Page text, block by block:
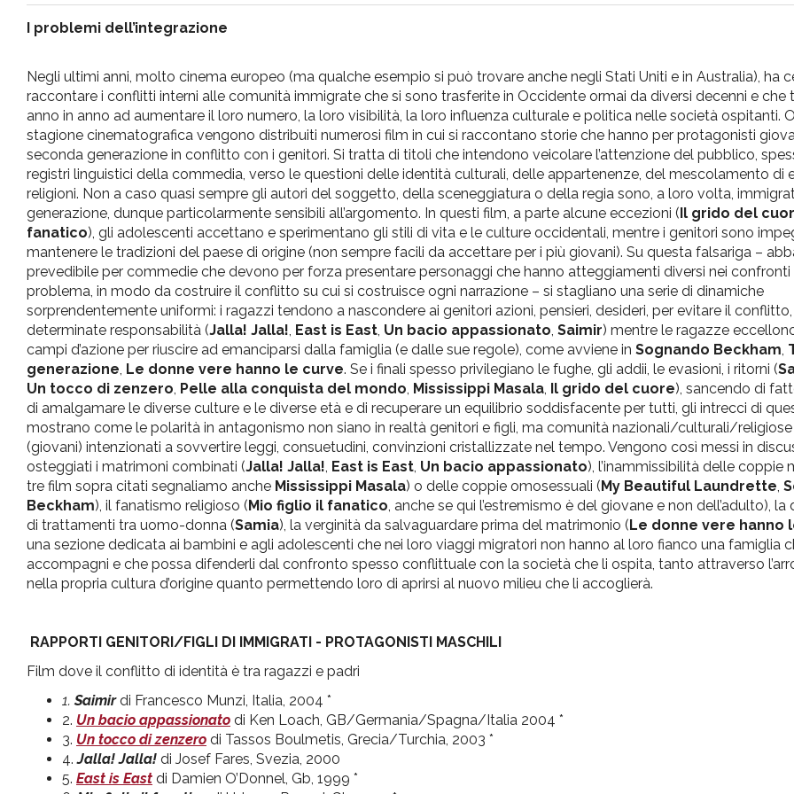
pr
l'infanzia
e
l'adolescenza
I problemi dell’integrazione
Negli ultimi anni, molto cinema europeo (ma qualche esempio si può trovare anche negli Stati Uniti e in Australia), ha
raccontare i conflitti interni alle comunità immigrate che si sono trasferite in Occidente ormai da diversi decenni e che
anno in anno ad aumentare il loro numero, la loro visibilità, la loro influenza culturale e politica nelle società ospitanti.
stagione cinematografica vengono distribuiti numerosi film in cui si raccontano storie che hanno per protagonisti
seconda generazione in conflitto con i genitori. Si tratta di titoli che intendono veicolare l’attenzione del pubblico,
registri linguistici della commedia, verso le questioni delle identità culturali, delle appartenenze, del mescolamento di
religioni. Non a caso quasi sempre gli autori del soggetto, della sceneggiatura o della regia sono, a loro volta,
generazione, dunque particolarmente sensibili all’argomento. In questi film, a parte alcune eccezioni (Il grido del
fanatico), gli adolescenti accettano e sperimentano gli stili di vita e le culture occidentali, mentre i genitori sono
mantenere le tradizioni del paese di origine (non sempre facili da accettare per i più giovani). Su questa falsariga –
prevedibile per commedie che devono per forza presentare personaggi che hanno atteggiamenti diversi nei
problema, in modo da costruire il conflitto su cui si costruisce ogni narrazione – si stagliano una serie di dinamiche
sorprendentemente uniformi: i ragazzi tendono a nascondere ai genitori azioni, pensieri, desideri, per evitare il
determinate responsabilità (Jalla! Jalla! East is East Un bacio appassionato Saimir) mentre le ragazze
campi d’azione per riuscire ad emanciparsi dalla famiglia (e dalle sue regole), come avviene in Sognando Beckham
generazione Le donne vere hanno le curve. Se i finali spesso privilegiano le fughe, gli addii, le evasioni, i ritorni (
Un tocco di zenzero Pelle alla conquista del mondo Mississippi Masala Il grido del cuore), sancendo di
di amalgamare le diverse culture e le diverse età e di recuperare un equilibrio soddisfacente per tutti, gli intrecci di
mostrano come le polarità in antagonismo non siano in realtà genitori e figli, ma comunità nazionali/culturali/
(giovani) intenzionati a sovvertire leggi, consuetudini, convinzioni cristallizzate nel tempo. Vengono così messi in
osteggiati i matrimoni combinati (Jalla! Jalla! East is East Un bacio appassionato), l’inammissibilità delle coppie
tre film sopra citati segnaliamo anche Mississippi Masala) o delle coppie omosessuali (My Beautiful Laundrette
Beckham), il fanatismo religioso (Mio figlio il fanatico , anche se qui l’estremismo è del giovane e non dell’adulto),
di trattamenti tra uomo-donna (Samia), la verginità da salvaguardare prima del matrimonio (Le donne vere hanno
una sezione dedicata ai bambini e agli adolescenti che nei loro viaggi migratori non hanno al loro fianco una famiglia
accompagni e che possa difenderli dal confronto spesso conflittuale con la società che li ospita, tanto attraverso
nella propria cultura d’origine quanto permettendo loro di aprirsi al nuovo milieu che li accoglierà.
RAPPORTI GENITORI/FIGLI DI IMMIGRATI - PROTAGONISTI MASCHILI
Film dove il conflitto di identità è tra ragazzi e padri
1. Saimir di Francesco Munzi, Italia, 2004 *
2. Un bacio appassionato di Ken Loach, GB/Germania/Spagna/Italia 2004 *
3. Un tocco di zenzero di Tassos Boulmetis, Grecia/Turchia, 2003 *
4.Jalla! Jalla! di Josef Fares, Svezia, 2000
5. East is East di Damien O’Donnel, Gb, 1999 *